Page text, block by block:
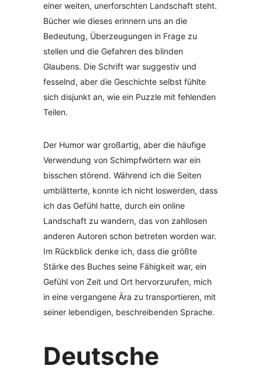
einer weiten, unerforschten Landschaft steht.
Bücher wie dieses erinnern uns an die
Bedeutung, Überzeugungen in Frage zu
stellen und die Gefahren des blinden
Glaubens. Die Schrift war suggestiv und
fesselnd, aber die Geschichte selbst fühlte
sich disjunkt an, wie ein Puzzle mit fehlenden
Teilen.
Der Humor war großartig, aber die häufige
Verwendung von Schimpfwörtern war ein
bisschen störend. Während ich die Seiten
umblätterte, konnte ich nicht loswerden, dass
ich das Gefühl hatte, durch ein online
Landschaft zu wandern, das von zahllosen
anderen Autoren schon betreten worden war.
Im Rückblick denke ich, dass die größte
Stärke des Buches seine Fähigkeit war, ein
Gefühl von Zeit und Ort hervorzurufen, mich
in eine vergangene Ära zu transportieren, mit
seiner lebendigen, beschreibenden Sprache.
Deutsche